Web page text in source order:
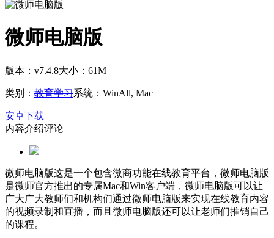
微师电脑版
版本：v7.4.8大小：61M
类别： 教育学习系统：WinAll, Mac
安卓下载
内容介绍评论
微师电脑版这是一个包含微商功能在线教育平台，微师电脑版
是微师官方推出的专属Mac和Win客户端，微师电脑版可以让
广大广大教师们和机构们通过微师电脑版来实现在线教育内容
的视频录制和直播，而且微师电脑版还可以让老师们推销自己
的课程。